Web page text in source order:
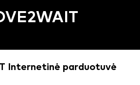
Internetinė parduotuvė